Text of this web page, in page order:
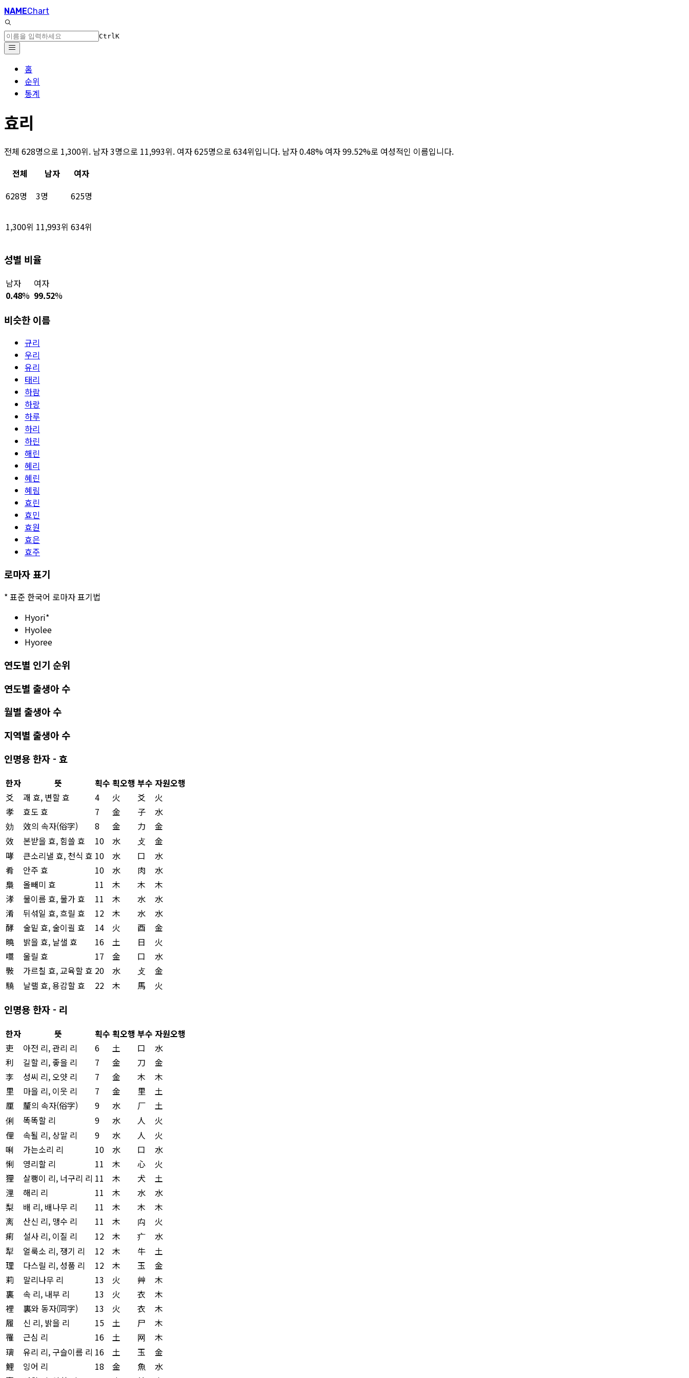
NAMEChart
CtrlK
홈
순위
통계
효리
전체 628명으로 1,300위. 남자 3명으로 11,993위. 여자 625명으로 634위입니다. 남자 0.48% 여자 99.52%로 여성적인 이름입니다.
전체
남자
여자
628명
3명 625명
1,300위 11,993위 634위
성별 비율
남자
0.48%
여자
99.52%
비슷한 이름
규리
우리
유리
태리
하람
하랑
하루
하리
하린
해린
혜리
혜린
혜림
효린
효민
효원
효은
효주
로마자 표기
*표준 한국어 로마자 표기법
Hyori*
Hyolee
Hyoree
연도별 인기 순위
연도별 출생아 수
월별 출생아 수
지역별 출생아 수
인명용 한자 - 효
한자 뜻 획수 획오행 부수 자원오행
爻
괘 효, 변할 효 4 火 爻
火
孝
효도 효 7 金 子
水
効
效의 속자(俗字) 8 金 力
金
效
본받을 효, 힘쓸 효 10 水 攴
金
哮
큰소리낼 효, 천식 효 10 水 口
水
肴
안주 효 10 水 肉
水
梟
올빼미 효 11 木 木
木
涍
물이름 효, 물가 효 11 木 水
水
淆
뒤섞일 효, 흐릴 효 12 木 水
水
酵
술밑 효, 술이괼 효 14 火 酉
金
曉
밝을 효, 날샐 효 16 土 日
火
嚆
울릴 효 17 金 口
水
斅
가르칠 효, 교육할 효 20 水 攴
金
驍
날랠 효, 용감할 효 22 木 馬 火
인명용 한자 - 리
한자 뜻 획수 획오행 부수 자원오행
吏
아전 리, 관리 리 6 土 口
水
利
길할 리, 좋을 리 7 金 刀
金
李
성씨 리, 오얏 리 7 金 木
木
里
마을 리, 이웃 리 7 金 里
土
厘
釐의 속자(俗字) 9 水 厂
土
俐
똑똑할 리 9 水 人
火
俚
속될 리, 상말 리 9 水 人
火
唎
가는소리 리 10 水 口
水
悧
영리할 리 11 木 心
火
狸
살쾡이 리, 너구리 리 11 木 犬
土
浬
해리 리 11 木 水
水
梨
배 리, 배나무 리 11 木 木
木
离
산신 리, 맹수 리 11 木 禸
火
痢
설사 리, 이질 리 12 木 疒
水
犁
얼룩소 리, 쟁기 리 12 木 牛
土
理
다스릴 리, 성품 리 12 木 玉
金
莉
말리나무 리 13 火 艸
木
裏
속 리, 내부 리 13 火 衣
木
裡
裏와 동자(同字) 13 火 衣
木
履
신 리, 밝을 리 15 土 尸
木
罹
근심 리 16 土 网
木
璃
유리 리, 구슬이름 리 16 土 玉
金
鯉
잉어 리 18 金 魚
水